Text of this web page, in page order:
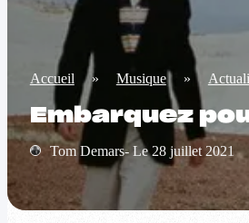
Accueil » Musique »
Embarquez
Tom Demars- Le 28 juillet 2021